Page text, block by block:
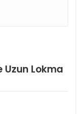
Uzun Lokma